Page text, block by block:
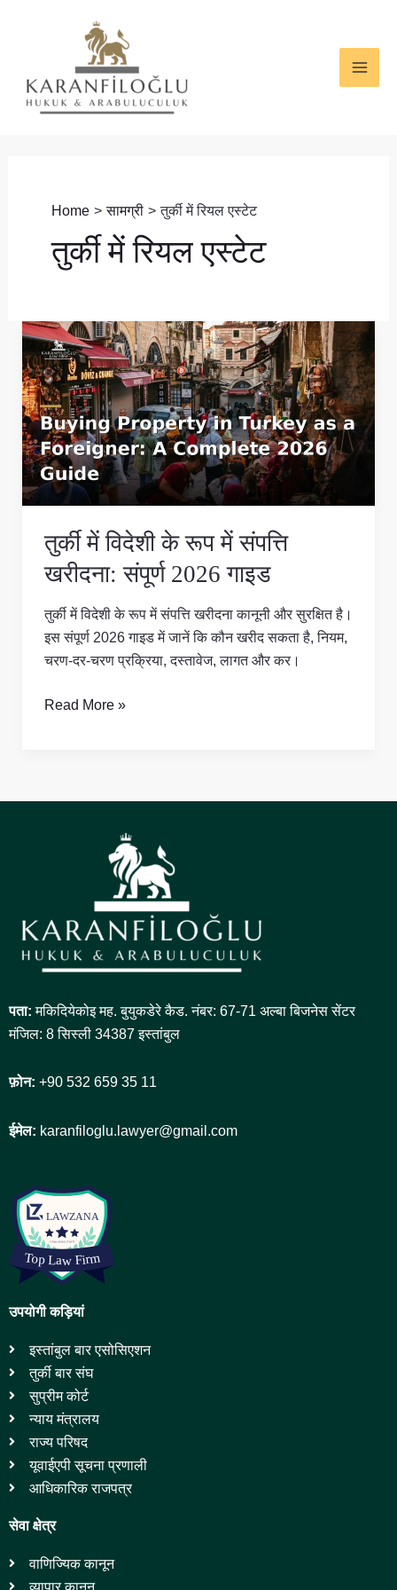
Home सामग्री तुर्की में रियल एस्टेट
तुर्की में रियल एस्टेट
तुर्की में विदेशी के रूप में संपत्ति
खरीदना: संपूर्ण 2026 गाइड
तुर्की में विदेशी के रूप में संपत्ति खरीदना कानूनी और सुरक्षित है।
इस संपूर्ण 2026 गाइड में जानें कि कौन खरीद सकता है, नियम,
चरण-दर-चरण प्रक्रिया, दस्तावेज, लागत और कर।
तुर्की
में
विदेशी
के
रूप
में
संपत्ति
खरीदना:
2026
गाइड
Read More »
पता: मकिदियेकोइ मह. बुयुकडेरे कैड. नंबर: 67-71 अल्बा बिजनेस सेंटर
मंजिल: 8 सिस्ली 34387 इस्तांबुल
फ़ोन: +90 532 659 35 11
ईमेल: karanfiloglu.lawyer@gmail.com
उपयोगी कड़ियां
इस्तांबुल बार एसोसिएशन
तुर्की बार संघ
सुप्रीम कोर्ट
न्याय मंत्रालय
राज्य परिषद
यूवाईएपी सूचना प्रणाली
आधिकारिक राजपत्र
सेवा क्षेत्र
वाणिज्यिक कानून
व्यापार कानून